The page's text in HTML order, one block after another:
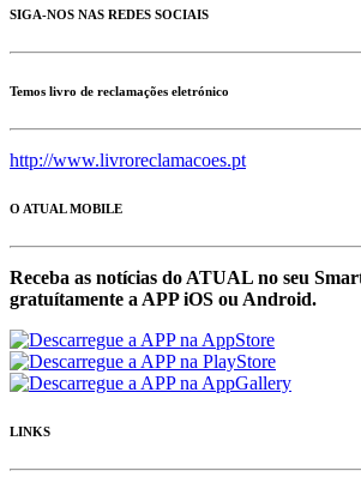
SIGA-NOS NAS REDES SOCIAIS
Temos livro de reclamações eletrónico
http://www.livroreclamacoes.pt
O ATUAL MOBILE
Receba as notícias do ATUAL no seu
gratuítamente a APP iOS ou Android.
LINKS